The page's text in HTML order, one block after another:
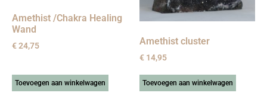
Amethist /Chakra Healing
Wand
€24,75
Toevoegen aan winkelwagen
Amethist cluster
€ 14,95
Toevoegen aan winkelwagen